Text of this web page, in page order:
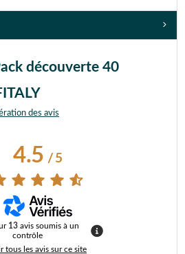
découverte 40
des avis
4.5/ 5
13 avis soumis à un
contrôle
tous les avis sur ce site